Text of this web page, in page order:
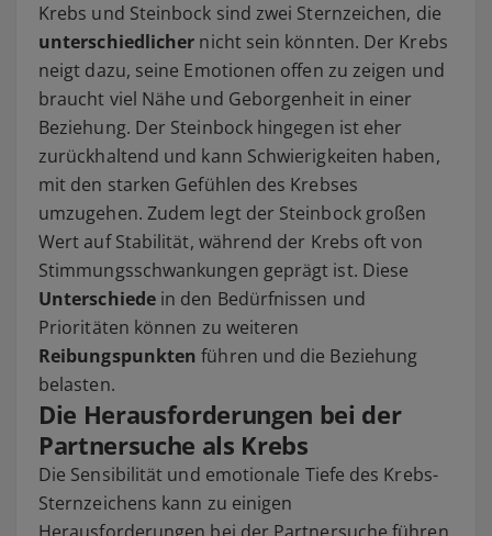
Krebs und Steinbock sind zwei Sternzeichen, die
unterschiedlicher nicht sein könnten. Der Krebs
neigt dazu, seine Emotionen offen zu zeigen und
braucht viel Nähe und Geborgenheit in einer
Beziehung. Der Steinbock hingegen ist eher
zurückhaltend und kann Schwierigkeiten haben,
mit den starken Gefühlen des Krebses
umzugehen. Zudem legt der Steinbock großen
Wert auf Stabilität, während der Krebs oft von
Stimmungsschwankungen geprägt ist. Diese
Unterschiedein den Bedürfnissen und
Prioritäten können zu weiteren
Reibungspunkten führen und die Beziehung
belasten.
Die Herausforderungen bei der
Partnersuche als Krebs
Die Sensibilität und emotionale Tiefe des Krebs-
Sternzeichens kann zu einigen